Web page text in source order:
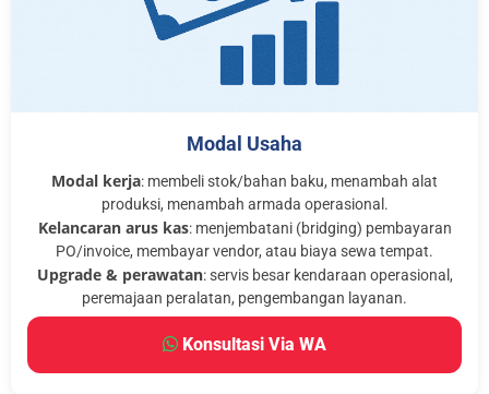
Modal Usaha
Modal kerja: membeli stok/bahan baku, menambah alat
produksi, menambah armada operasional.
Kelancaran arus kas: menjembatani (bridging) pembayaran
PO/invoice, membayar vendor, atau biaya sewa tempat.
Upgrade & perawatan: servis besar kendaraan operasional,
peremajaan peralatan, pengembangan layanan.
Konsultasi Via WA